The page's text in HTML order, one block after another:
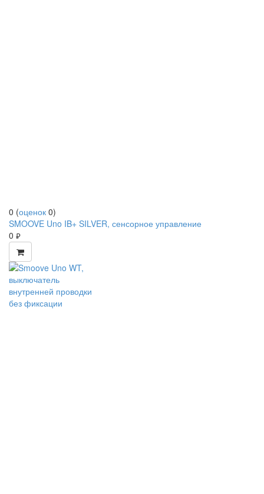
0 (оценок 0)
SMOOVE Uno IB+ SILVER, сенсорное управление
0 руб.